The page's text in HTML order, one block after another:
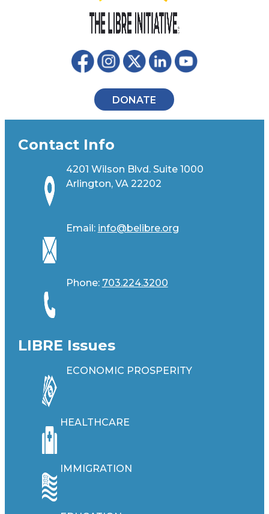
DONATE
Contact Info
4201 Wilson Blvd. Suite 1000
Arlington, VA 22202
Email: info@belibre.org
Phone: 703.224.3200
LIBRE Issues
ECONOMIC PROSPERITY
HEALTHCARE
IMMIGRATION